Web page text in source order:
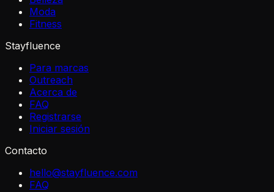
Moda
Fitness
Stayfluence
Para marcas
Outreach
Acerca de
FAQ
Registrarse
Iniciar sesión
Contacto
hello@stayfluence.com
FAQ